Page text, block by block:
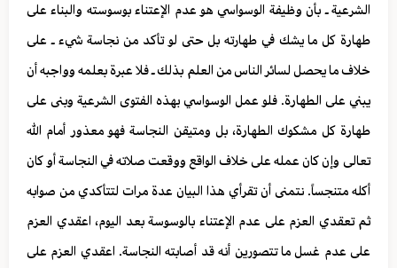
الشرعية ـ بأن وظيفة الوسواسي هو عدم الإعتناء بوسوسته والبناء على
طهارة كل ما يشك في طهارته بل حتى لو تأكد من نجاسة شيء ـ على
خلاف ما يحصل لسائر الناس من العلم بذلك ـ فلا عبرة بعلمه وواجبه أن
يبني على الطهارة. فلو عمل الوسواسي بهذه الفتوى الشرعية وبنى على
طهارة كل مشكوك الطهارة، بل ومتيقن النجاسة فهو معذور أمام الله
تعالى وإن كان عمله على خلاف الواقع ووقعت صلاته في النجاسة أو كان
أكله متنجساً. نتمنى أن تقرأي هذا البيان عدة مرات لتتأكدي من صوابه
ثم تعقدي العزم على عدم الإعتناء بالوسوسة بعد اليوم، اعقدي العزم
على عدم غسل ما تتصورين أنه قد أصابته النجاسة. اعقدي العزم على